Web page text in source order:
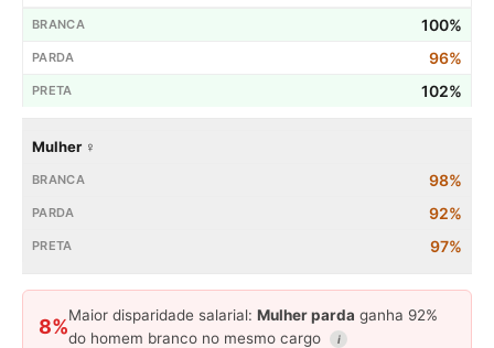
100%
96%
102%
Mulher ♀
98%
92%
97%
8%
Maior disparidade salarial: Mulher parda ganha 92%
do homem branco no mesmo cargo
i